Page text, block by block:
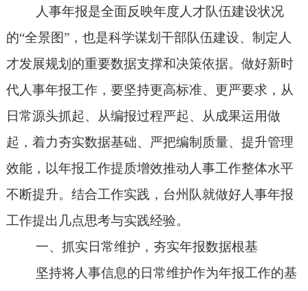
人事年报是全面反映年度人才队伍建设状况
的“全景图”，也是科学谋划干部队伍建设、制定人
才发展规划的重要数据支撑和决策依据。做好新时
代人事年报工作，要坚持更高标准、更严要求，从
日常源头抓起、从编报过程严起、从成果运用做
起，着力夯实数据基础、严把编制质量、提升管理
效能，以年报工作提质增效推动人事工作整体水平
不断提升。结合工作实践， 台州队就做好人事年报
工作提出几点思考与实践经验。
一、抓实日常维护 ，夯实年报数据根基
坚持将人事信息的日常维护作为年报工作的基